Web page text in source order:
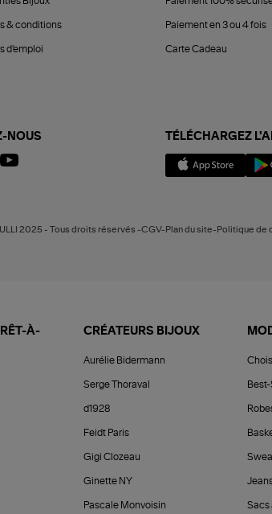
& conditions
d'emploi
Paiement en 3 ou 4 fois
Carte Cadeau
NOUS TÉLÉCHARGEZ
2025 - Tous droits réservés -CGV-Plan du site-Politique de
À-
CRÉATEURS BIJOUX
Aurélie Bidermann
Serge Thoraval
d1928
Feidt Paris
Gigi Clozeau
Ginette NY
Pascale Monvoisin Sacs